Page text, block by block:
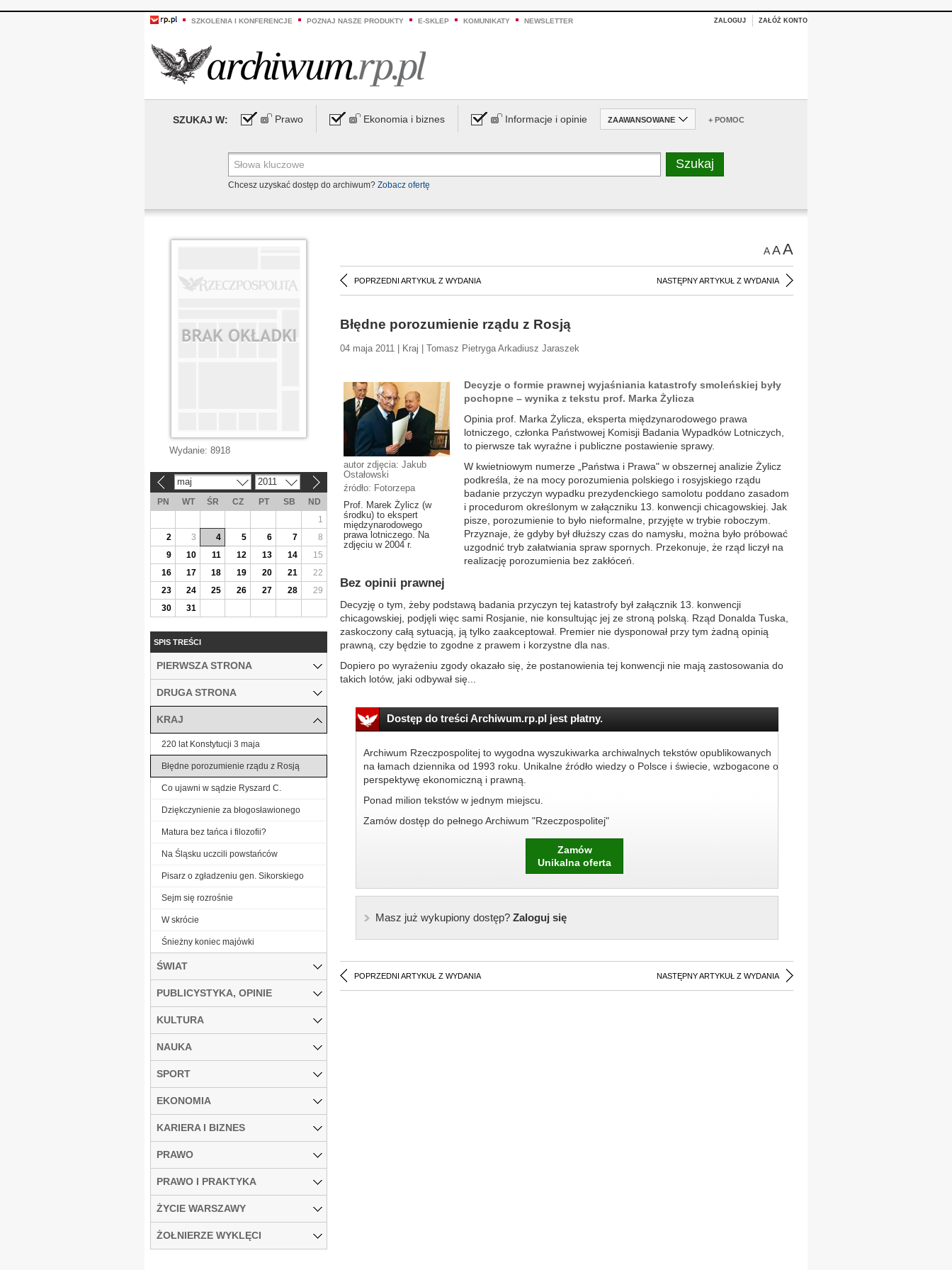
SZKOLENIA I KONFERENCJE POZNAJ NASZE PRODUKTY E-SKLEP KOMUNIKATY NEWSLETTER ZALOGUJ ZAŁÓŻ KONTO
SZUKAJ W: Prawo Ekonomia i biznes Informacje i opinie ZAAWANSOWANE + POMOC
Chcesz uzyskać dostęp do archiwum? Zobacz ofertę
AAA
POPRZEDNI ARTYKUŁ Z WYDANIA NASTĘPNY ARTYKUŁ Z WYDANIA
Błędne porozumienie rządu z Rosją
04 maja 2011 | Kraj | Tomasz Pietryga Arkadiusz Jaraszek
autor zdjęcia: Jakub
Ostałowski
źródło: Fotorzepa
Prof. Marek Żylicz (w
środku) to ekspert
międzynarodowego
prawa lotniczego. Na
zdjęciu w 2004 r.
Decyzje o formie prawnej wyjaśniania katastrofy smoleńskiej były
pochopne – wynika z tekstu prof. Marka Żylicza
Opinia prof. Marka Żylicza, eksperta międzynarodowego prawa
lotniczego, członka Państwowej Komisji Badania Wypadków Lotniczych,
to pierwsze tak wyraźne i publiczne postawienie sprawy.
W kwietniowym numerze „Państwa i Prawa" w obszernej analizie Żylicz
podkreśla, że na mocy porozumienia polskiego i rosyjskiego rządu
badanie przyczyn wypadku prezydenckiego samolotu poddano zasadom
i procedurom określonym w załączniku 13. konwencji chicagowskiej. Jak
pisze, porozumienie to było nieformalne, przyjęte w trybie roboczym.
Przyznaje, że gdyby był dłuższy czas do namysłu, można było próbować
uzgodnić tryb załatwiania spraw spornych. Przekonuje, że rząd liczył na
realizację porozumienia bez zakłóceń.
Bez opinii prawnej
Decyzję o tym, żeby podstawą badania przyczyn tej katastrofy był załącznik 13. konwencji
chicagowskiej, podjęli więc sami Rosjanie, nie konsultując jej ze stroną polską. Rząd Donalda Tuska,
zaskoczony całą sytuacją, ją tylko zaakceptował. Premier nie dysponował przy tym żadną opinią
prawną, czy będzie to zgodne z prawem i korzystne dla nas.
Dopiero po wyrażeniu zgody okazało się, że postanowienia tej konwencji nie mają zastosowania do
takich lotów, jaki odbywał się...
Dostęp do treści Archiwum.rp.pl jest płatny.
Archiwum Rzeczpospolitej to wygodna wyszukiwarka archiwalnych tekstów opublikowanych
na łamach dziennika od 1993 roku. Unikalne źródło wiedzy o Polsce i świecie, wzbogacone o
perspektywę ekonomiczną i prawną.
Ponad milion tekstów w jednym miejscu.
Zamów dostęp do pełnego Archiwum "Rzeczpospolitej"
Zamów
Unikalna oferta
Masz już wykupiony dostęp?Zaloguj się
POPRZEDNI ARTYKUŁ Z WYDANIA NASTĘPNY ARTYKUŁ Z WYDANIA
Wydanie: 8918
maj 2011
PN WT ŚR CZ PT SB
ND
1
2
3 4 5 6 7
8
9
10 11 12 13 14
15
16
17 18 19 20 21
22
23
24 25 26 27 28
29
30
31
SPIS TREŚCI
PIERWSZA STRONA
DRUGA STRONA
KRAJ
220 lat Konstytucji 3 maja
Błędne porozumienie rządu z Rosją
Co ujawni w sądzie Ryszard C.
Dziękczynienie za błogosławionego
Matura bez tańca i filozofii?
Na Śląsku uczcili powstańców
Pisarz o zgładzeniu gen. Sikorskiego
Sejm się rozrośnie
W skrócie
Śnieżny koniec majówki
ŚWIAT
PUBLICYSTYKA, OPINIE
KULTURA
NAUKA
SPORT
EKONOMIA
KARIERA I BIZNES
PRAWO
PRAWO I PRAKTYKA
ŻYCIE WARSZAWY
ŻOŁNIERZE WYKLĘCI